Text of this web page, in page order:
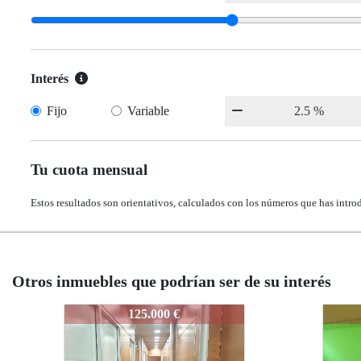
Interés
Fijo Variable
Tu cuota mensual
Estos resultados son orientativos, calculados con los números que has
Otros inmuebles que podrían ser de su interés
575-50668132.000 €
575-50668132.000 €